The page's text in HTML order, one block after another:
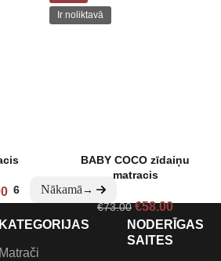
Ir noliktavā
BABY COCO zīdaiņu
matracis
€73.00 €58.00
6 →
KATEGORIJAS
Matrači
NODERĪGAS
SAITES